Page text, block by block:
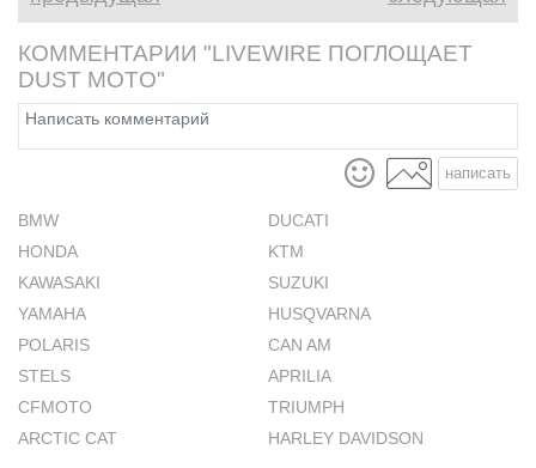
КОММЕНТАРИИ "LIVEWIRE ПОГЛОЩАЕТ
DUST MOTO"
написать
BMW
DUCATI
HONDA
KTM
KAWASAKI
SUZUKI
YAMAHA
HUSQVARNA
POLARIS
CAN AM
STELS
APRILIA
CFMOTO
TRIUMPH
ARCTIC CAT
HARLEY DAVIDSON